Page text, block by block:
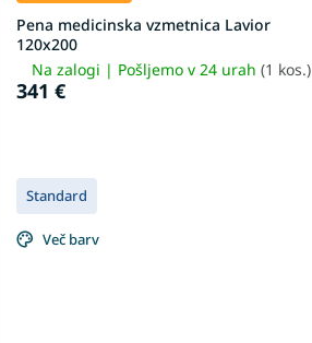
Pena medicinska vzmetnica Lavior
120x200
Na zalogi | Pošljemo v 24 urah(1 kos.)
341 €
Standard
Več barv